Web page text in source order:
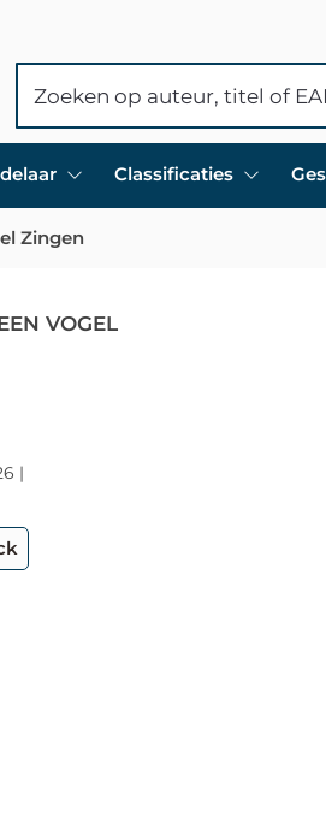
Classificaties
Zingen
VOGEL
|